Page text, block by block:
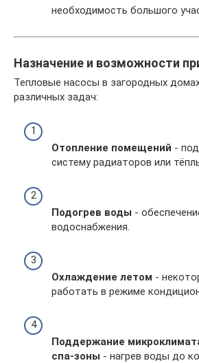
необходимость большого
Назначение и возможности
Тепловые насосы в загородных
различных задач:
Отопление помещений -
систему радиаторов или
Подогрев воды -
водоснабжения.
Охлаждение летом -
работать в режиме
Поддержание
спа-зоны - нагрев воды до